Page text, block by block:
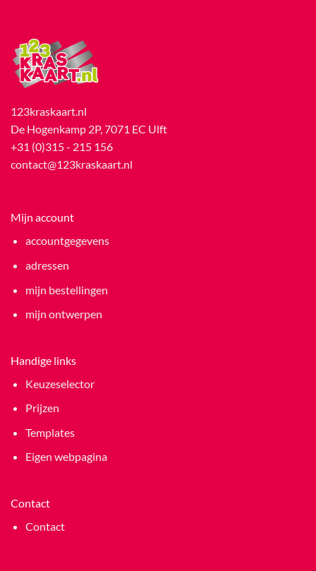
123kraskaart.nl
De Hogenkamp 2P, 7071 EC Ulft
+31 (0)315 - 215 156
contact@123kraskaart.nl
Mijn account
accountgegevens
adressen
mijn bestellingen
mijn ontwerpen
Handige links
Keuzeselector
Prijzen
Templates
Eigen webpagina
Contact
Contact